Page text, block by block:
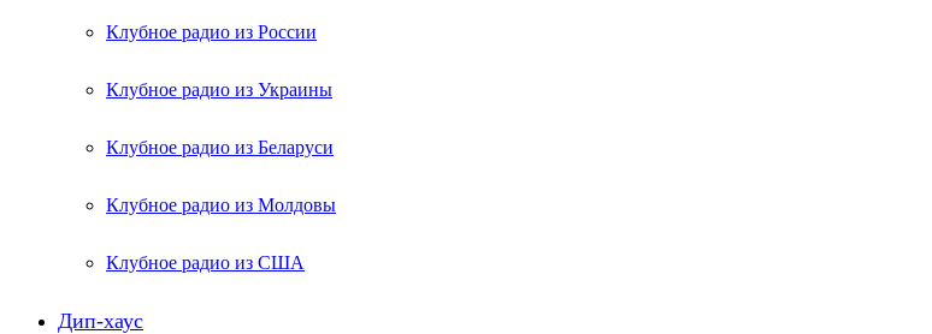
Клубное радио из России
Клубное радио из Украины
Клубное радио из Беларуси
Клубное радио из Молдовы
Клубное радио из США
Дип-хаус